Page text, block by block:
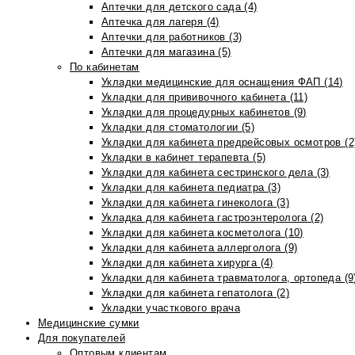
Аптечки для детского сада (4)
Аптечка для лагеря (4)
Аптечки для работников (3)
Аптечки для магазина (5)
По кабинетам
Укладки медицинские для оснащения ФАП (14)
Укладки для прививочного кабинета (11)
Укладки для процедурных кабинетов (9)
Укладки для стоматологии (5)
Укладки для кабинета предрейсовых осмотров
Укладки в кабинет терапевта (5)
Укладки для кабинета сестринского дела (3)
Укладки для кабинета педиатра (3)
Укладки для кабинета гинеколога (3)
Укладка для кабинета гастроэнтеролога (2)
Укладки для кабинета косметолога (10)
Укладки для кабинета аллерголога (9)
Укладки для кабинета хирурга (4)
Укладки для кабинета травматолога, ортопеда
Укладки для кабинета гепатолога (2)
Укладки участкового врача
Медицинские сумки
Для покупателей